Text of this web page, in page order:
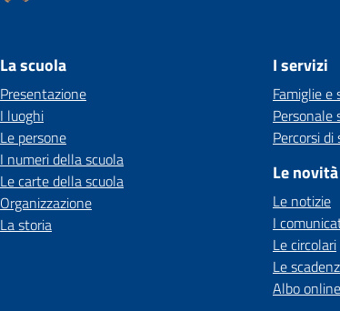
La scuola
Presentazione
I luoghi
Le persone
I numeri della scuola
Le carte della scuola
Organizzazione
La storia
I servizi
Famiglie
Personale
Percorsi di
Le novità
Le notizie
I
Le circolari
Le
Albo online